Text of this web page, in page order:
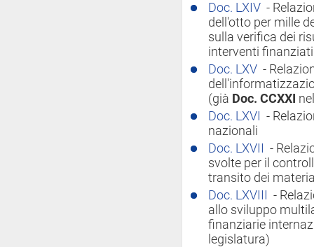
Doc. LXIV -
dell'otto per mille
sulla verifica dei
interventi finanziati
Doc. LXV -
(già Doc. CCXXI
Doc. LXVI
-
nazionali
Doc. LXVII
-
svolte per il
transito dei
Doc. LXVIII
-
allo sviluppo
finanziarie
legislatura)